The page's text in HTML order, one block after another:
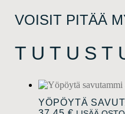
VOISIT PITÄÄ
YÖPÖYTÄ